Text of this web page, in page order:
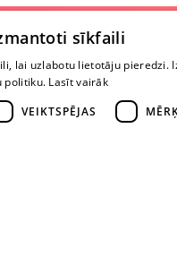
Par veikalu
Par mums
Sadarbība
sīkfaili
lai uzlabotu lietotāju
politiku. Lasīt vairāk
VEIKTSPĒJAS